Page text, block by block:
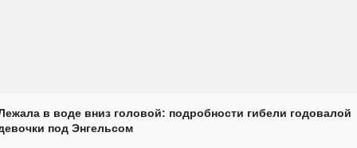
в воде вниз головой: подробности гибели годовалой
под Энгельсом